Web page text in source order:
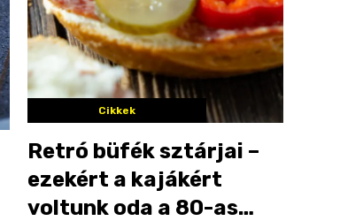
Cikkek
Retró büfék sztárjai –
ezekért a kajákért
voltunk oda a 80-as